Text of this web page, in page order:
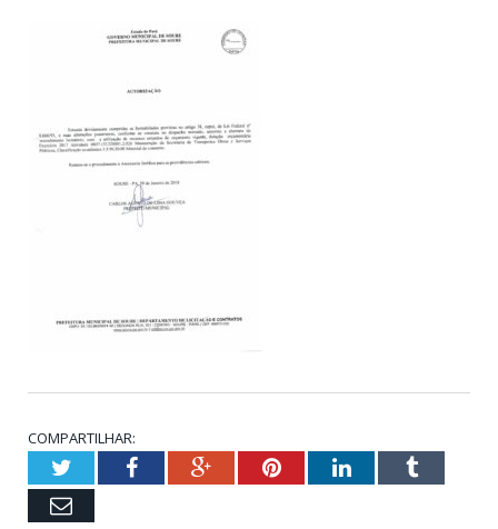
COMPARTILHAR:
TwitterFacebookGoogle+PinterestLinkedInTumblr
Email